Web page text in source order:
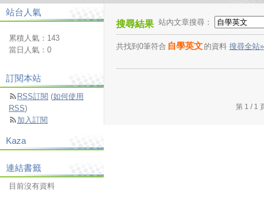
搜尋結果 站內文章搜尋：
共找到0筆符合 自學英文 的資料 搜尋全站»
第 1 /
站台人氣
累積人氣： 143
當日人氣： 0
訂閱本站
RSS訂閱 (如何使用
RSS)
加入訂閱
Kaza
連結書籤
目前沒有資料